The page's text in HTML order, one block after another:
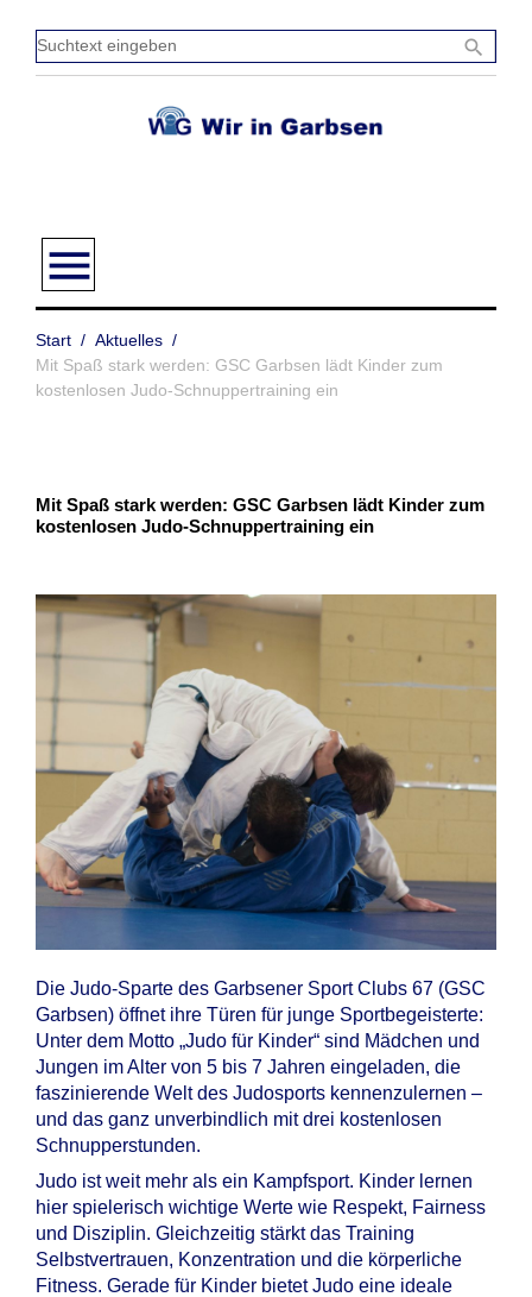
Inhalt
springen
search
menu
Start / Aktuelles /
Mit Spaß stark werden: GSC Garbsen lädt Kinder zum
kostenlosen Judo-Schnuppertraining ein
Mit Spaß stark werden: GSC Garbsen lädt Kinder zum
kostenlosen Judo-Schnuppertraining ein
Die Judo-Sparte des Garbsener Sport Clubs 67 (GSC
Garbsen) öffnet ihre Türen für junge Sportbegeisterte:
Unter dem Motto „Judo für Kinder“ sind Mädchen und
Jungen im Alter von 5 bis 7 Jahren eingeladen, die
faszinierende Welt des Judosports kennenzulernen –
und das ganz unverbindlich mit drei kostenlosen
Schnupperstunden.
Judo ist weit mehr als ein Kampfsport. Kinder lernen
hier spielerisch wichtige Werte wie Respekt, Fairness
und Disziplin. Gleichzeitig stärkt das Training
Selbstvertrauen, Konzentration und die körperliche
Fitness. Gerade für Kinder bietet Judo eine ideale